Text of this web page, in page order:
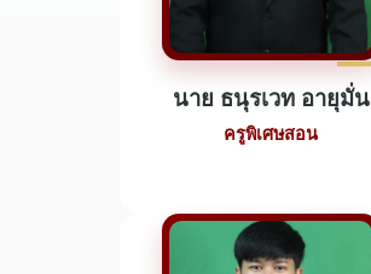
นาย ธนุรเวท อายุมั่น
ครูพิเศษสอน